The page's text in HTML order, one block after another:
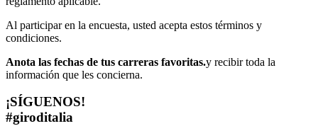
Al participar en la encuesta, usted acepta estos términos y
condiciones.
Anota las fechas de tus carreras favoritas.y recibir toda la
información que les concierna.
¡SÍGUENOS!
#giroditalia